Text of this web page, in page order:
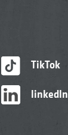
TikTok
linkedIn